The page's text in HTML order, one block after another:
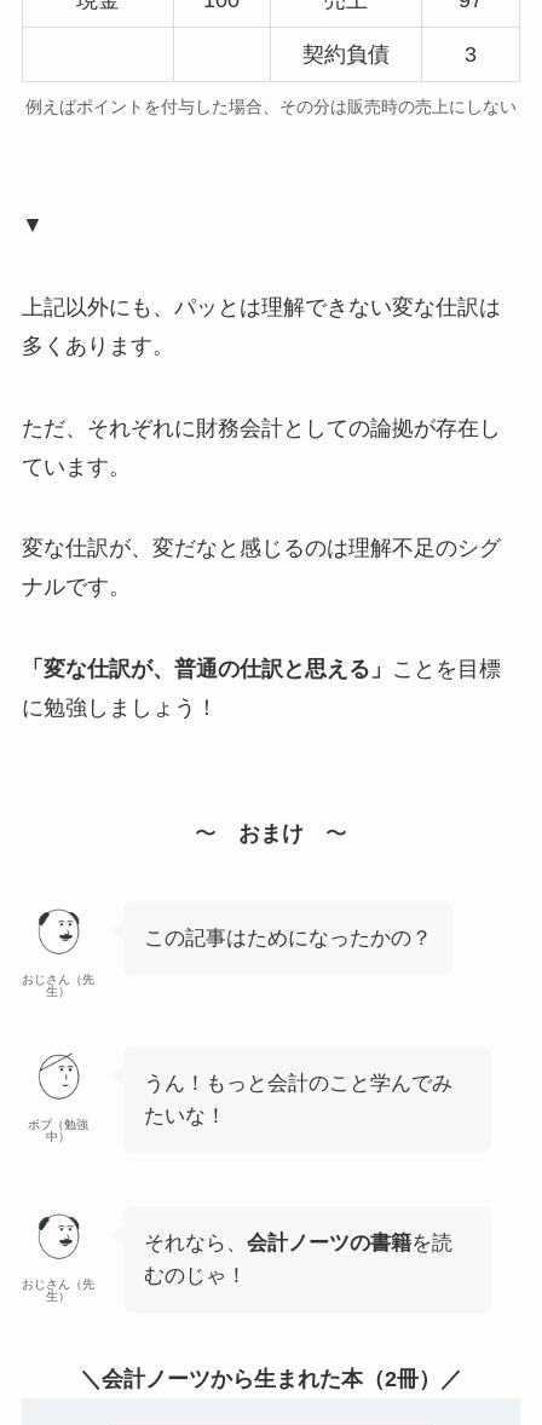
契約負債 3
例えばポイントを付与した場合、その分は販売時の売上にしない
▼
上記以外にも、パッとは理解できない変な仕訳は
多くあります。
ただ、それぞれに財務会計としての論拠が存在し
ています。
変な仕訳が、変だなと感じるのは理解不足のシグ
ナルです。
「変な仕訳が、普通の仕訳と思える」 ことを目標
に勉強しましょう！
〜 おまけ 〜
おじさん（先
生）
この記事はためになったかの？
ボブ（勉強
中）
うん！もっと会計のこと学んでみ
たいな！
おじさん（先
生）
それなら、 会計ノーツの書籍を読
むのじゃ！
＼会計ノーツから生まれた本（2冊）／